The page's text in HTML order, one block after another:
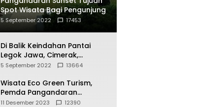
Spot Wisata Bagi Pengunjung
5 September 2022 17453
Di Balik Keindahan Pantai
Legok Jawa, Cimerak,
Pangandaran
5 September 2022 13664
Wisata Eco Green Turism,
Pemda Pangandaran
Gandeng PLN
11 Desember 2023 12390